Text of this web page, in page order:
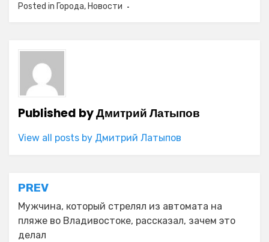
Posted in Города, Новости
Published byДмитрий Латыпов
View all posts by Дмитрий Латыпов
Навигация
по
записям
PREV
Мужчина, который стрелял из автомата на
пляже во Владивостоке, рассказал, зачем это
делал